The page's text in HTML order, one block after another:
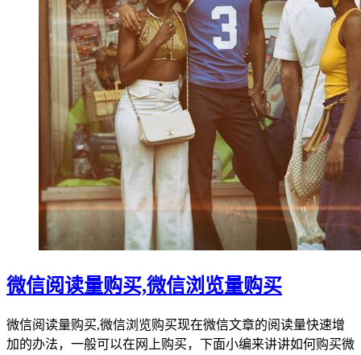
微信阅读量购买,微信浏览量购买
微信阅读量购买,微信浏览购买现在微信文章的阅读量快速增
加的办法，一般可以在网上购买，下面小编来讲讲如何购买微